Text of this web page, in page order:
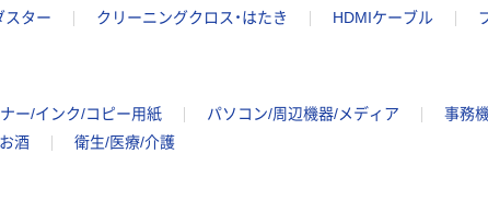
スター クリーニングクロス・はたき HDMIケーブル
ナー/インク/コピー用紙 パソコン/周辺機器/メディア 事務
酒 衛生/医療/介護